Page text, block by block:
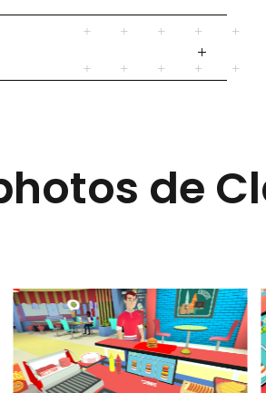
de